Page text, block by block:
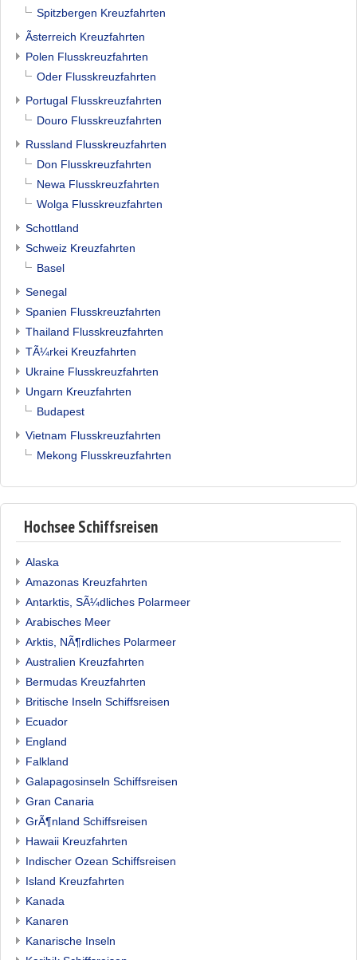
Spitzbergen Kreuzfahrten
Ãsterreich Kreuzfahrten
Polen Flusskreuzfahrten
Oder Flusskreuzfahrten
Portugal Flusskreuzfahrten
Douro Flusskreuzfahrten
Russland Flusskreuzfahrten
Don Flusskreuzfahrten
Newa Flusskreuzfahrten
Wolga Flusskreuzfahrten
Schottland
Schweiz Kreuzfahrten
Basel
Senegal
Spanien Flusskreuzfahrten
Thailand Flusskreuzfahrten
TÃ¼rkei Kreuzfahrten
Ukraine Flusskreuzfahrten
Ungarn Kreuzfahrten
Budapest
Vietnam Flusskreuzfahrten
Mekong Flusskreuzfahrten
Hochsee Schiffsreisen
Alaska
Amazonas Kreuzfahrten
Antarktis, SÃ¼dliches Polarmeer
Arabisches Meer
Arktis, NÃ¶rdliches Polarmeer
Australien Kreuzfahrten
Bermudas Kreuzfahrten
Britische Inseln Schiffsreisen
Ecuador
England
Falkland
Galapagosinseln Schiffsreisen
Gran Canaria
GrÃ¶nland Schiffsreisen
Hawaii Kreuzfahrten
Indischer Ozean Schiffsreisen
Island Kreuzfahrten
Kanada
Kanaren
Kanarische Inseln